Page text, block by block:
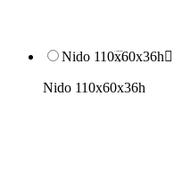
Nido 110x60x36h
Nido 110x60x36h